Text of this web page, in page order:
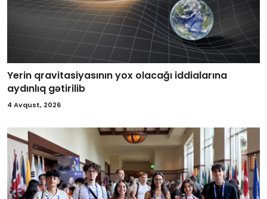
Yerin qravitasiyasının yox olacağı iddialarına
aydınlıq gətirilib
4 Avqust, 2026